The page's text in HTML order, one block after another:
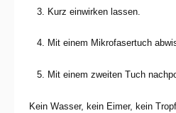
Kurz einwirken lassen.
Mit einem Mikrofasertuch
Mit einem zweiten Tuch
Kein Wasser, kein Eimer, kein